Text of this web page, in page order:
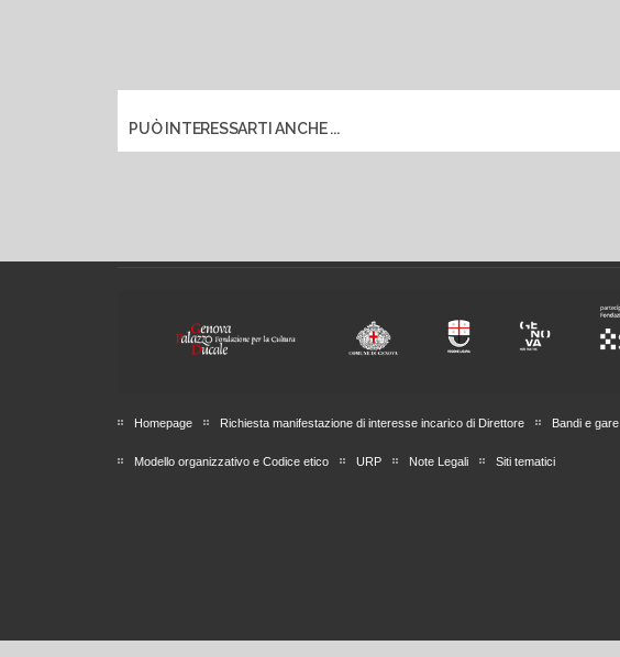
PUÒ INTERESSARTI ANCHE ...
Homepage Richiesta manifestazione di interesse incarico di Direttore Bandi e gare
Modello organizzativo e Codice etico URP Note Legali Siti tematici